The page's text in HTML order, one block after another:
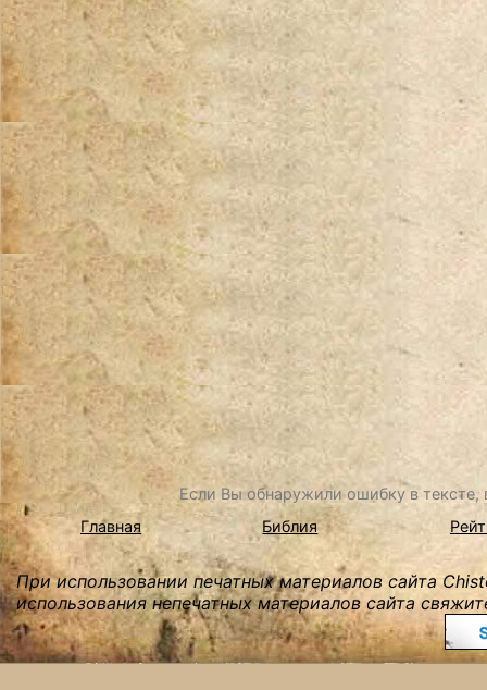
Если Вы обнаружили ошибку в
Главная
Библия
При использовании печатных материалов сайта
использования непечатных материалов сайта